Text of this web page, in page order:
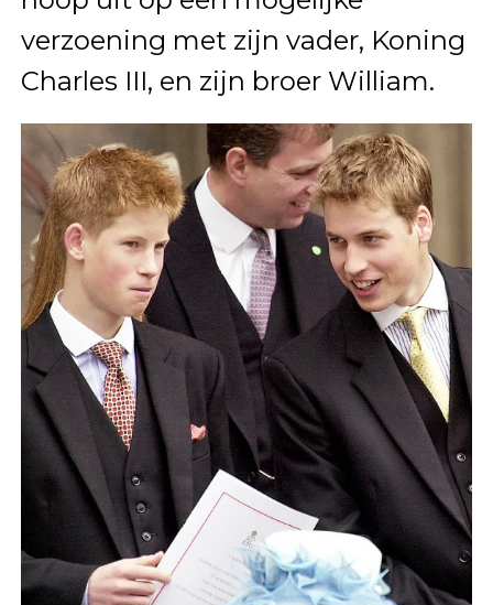
verzoening met zijn vader, Koning
Charles III, en zijn broer William.